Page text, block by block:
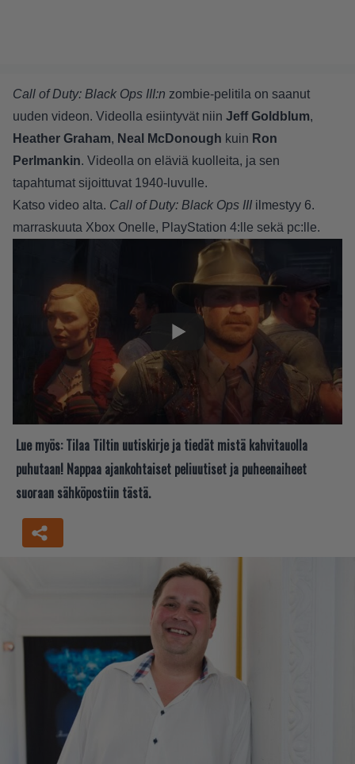
Call of Duty: Black Ops III:n zombie-pelitila on saanut
uuden videon. Videolla esiintyvät niin Jeff Goldblum,
Heather Graham, Neal McDonough kuin Ron
Perlmankin. Videolla on eläviä kuolleita, ja sen
tapahtumat sijoittuvat 1940-luvulle.
Katso video alta. Call of Duty: Black Ops III ilmestyy 6.
marraskuuta Xbox Onelle, PlayStation 4:lle sekä pc:lle.
Lue myös: Tilaa Tiltin uutiskirje ja tiedät mistä kahvitauolla
puhutaan! Nappaa ajankohtaiset peliuutiset ja puheenaiheet
suoraan sähköpostiin tästä.